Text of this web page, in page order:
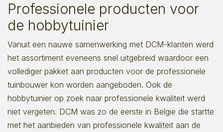
Professionele producten voor
de hobbytuinier
Vanuit een nauwe samenwerking met DCM-klanten werd
het assortiment eveneens snel uitgebreid waardoor een
vollediger pakket aan producten voor de professionele
tuinbouwer kon worden aangeboden. Ook de
hobbytuinier op zoek naar professionele kwaliteit werd
niet vergeten. DCM was zo de eerste in België die startte
met het aanbieden van professionele kwaliteit aan de